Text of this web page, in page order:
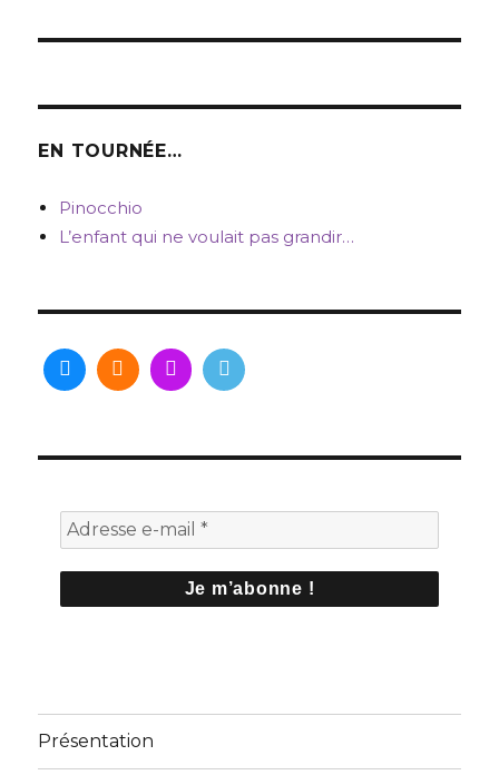
EN TOURNÉE…
Pinocchio
L’enfant qui ne voulait pas grandir…
Présentation